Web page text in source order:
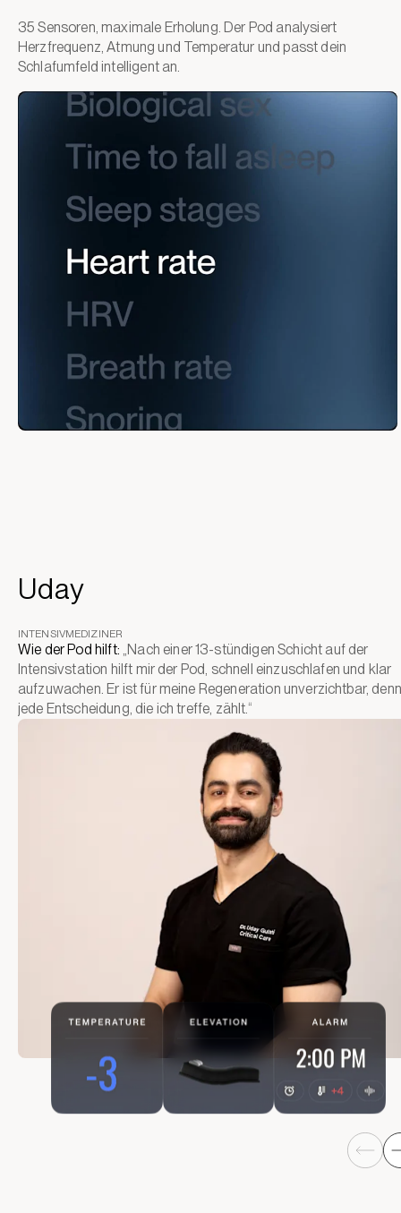
35 Sensoren, maximale Erholung. Der Pod analysiert
Herzfrequenz, Atmung und Temperatur und passt dein
Schlafumfeld intelligent an.
Uday
INTENSIVMEDIZINER
Wie der Pod hilft: „Nach einer 13-stündigen Schicht auf der
Intensivstation hilft mir der Pod, schnell einzuschlafen und klar
aufzuwachen. Er ist für meine Regeneration unverzichtbar, denn
jede Entscheidung, die ich treffe, zählt.“